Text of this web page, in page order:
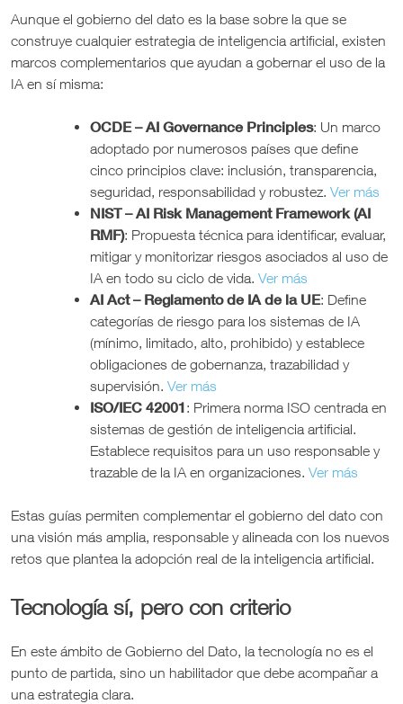
Aunque el gobierno del dato es la base sobre la que se
construye cualquier estrategia de inteligencia artificial, existen
marcos complementarios que ayudan a gobernar el uso de la
IA en sí misma:
OCDE – AI Governance Principles: Un marco
adoptado por numerosos países que define
cinco principios clave: inclusión, transparencia,
seguridad, responsabilidad y robustez. Ver más
NIST – AI Risk Management Framework (AI
RMF): Propuesta técnica para identificar, evaluar,
mitigar y monitorizar riesgos asociados al uso de
IA en todo su ciclo de vida. Ver más
AI Act – Reglamento de IA de la UE: Define
categorías de riesgo para los sistemas de IA
(mínimo, limitado, alto, prohibido) y establece
obligaciones de gobernanza, trazabilidad y
supervisión. Ver más
ISO/IEC 42001: Primera norma ISO centrada en
sistemas de gestión de inteligencia artificial.
Establece requisitos para un uso responsable y
trazable de la IA en organizaciones. Ver más
Estas guías permiten complementar el gobierno del dato con
una visión más amplia, responsable y alineada con los nuevos
retos que plantea la adopción real de la inteligencia artificial.
Tecnología sí, pero con criterio
En este ámbito de Gobierno del Dato, la tecnología no es el
punto de partida, sino un habilitador que debe acompañar a
una estrategia clara.